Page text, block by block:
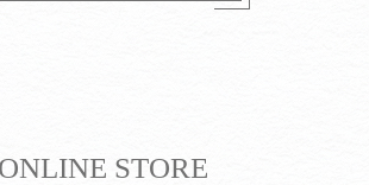
ONLINE STORE